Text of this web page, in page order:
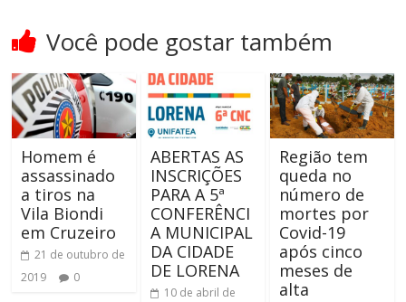
Você pode gostar também
Homem é
assassinado
a tiros na
Vila Biondi
em Cruzeiro
21 de outubro de
2019
0
ABERTAS AS
INSCRIÇÕES
PARA A 5ª
CONFERÊNCI
A MUNICIPAL
DA CIDADE
DE LORENA
10 de abril de
Região tem
queda no
número de
mortes por
Covid-19
após cinco
meses de
alta